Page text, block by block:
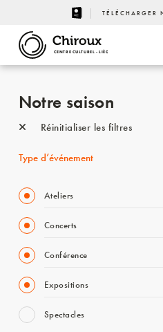
TÉLÉCHARGER
CENTRE CULTUREL - LIÈGE
Notre saison
Réinitialiser les filtres
Type d’événement
Ateliers
Concerts
Conférence
Expositions
Spectacles